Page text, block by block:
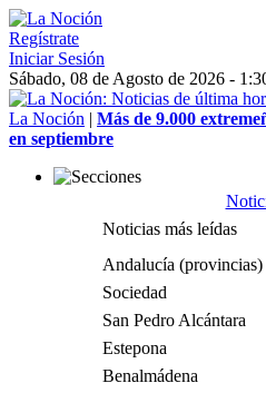
Regístrate
Iniciar Sesión
Sábado, 08 de Agosto de 2026 -
La Noción | Más de 9.000
en septiembre
Noticias más leídas
Andalucía (provincias)
Sociedad
San Pedro Alcántara
Estepona
Benalmádena